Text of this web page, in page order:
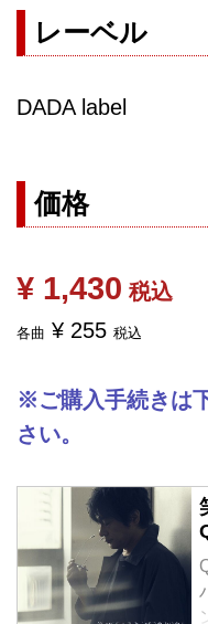
レーベル
DADA label
価格
¥ 1,430 税込
各曲 ¥ 255 税込
※ご購入手続きは
さい。